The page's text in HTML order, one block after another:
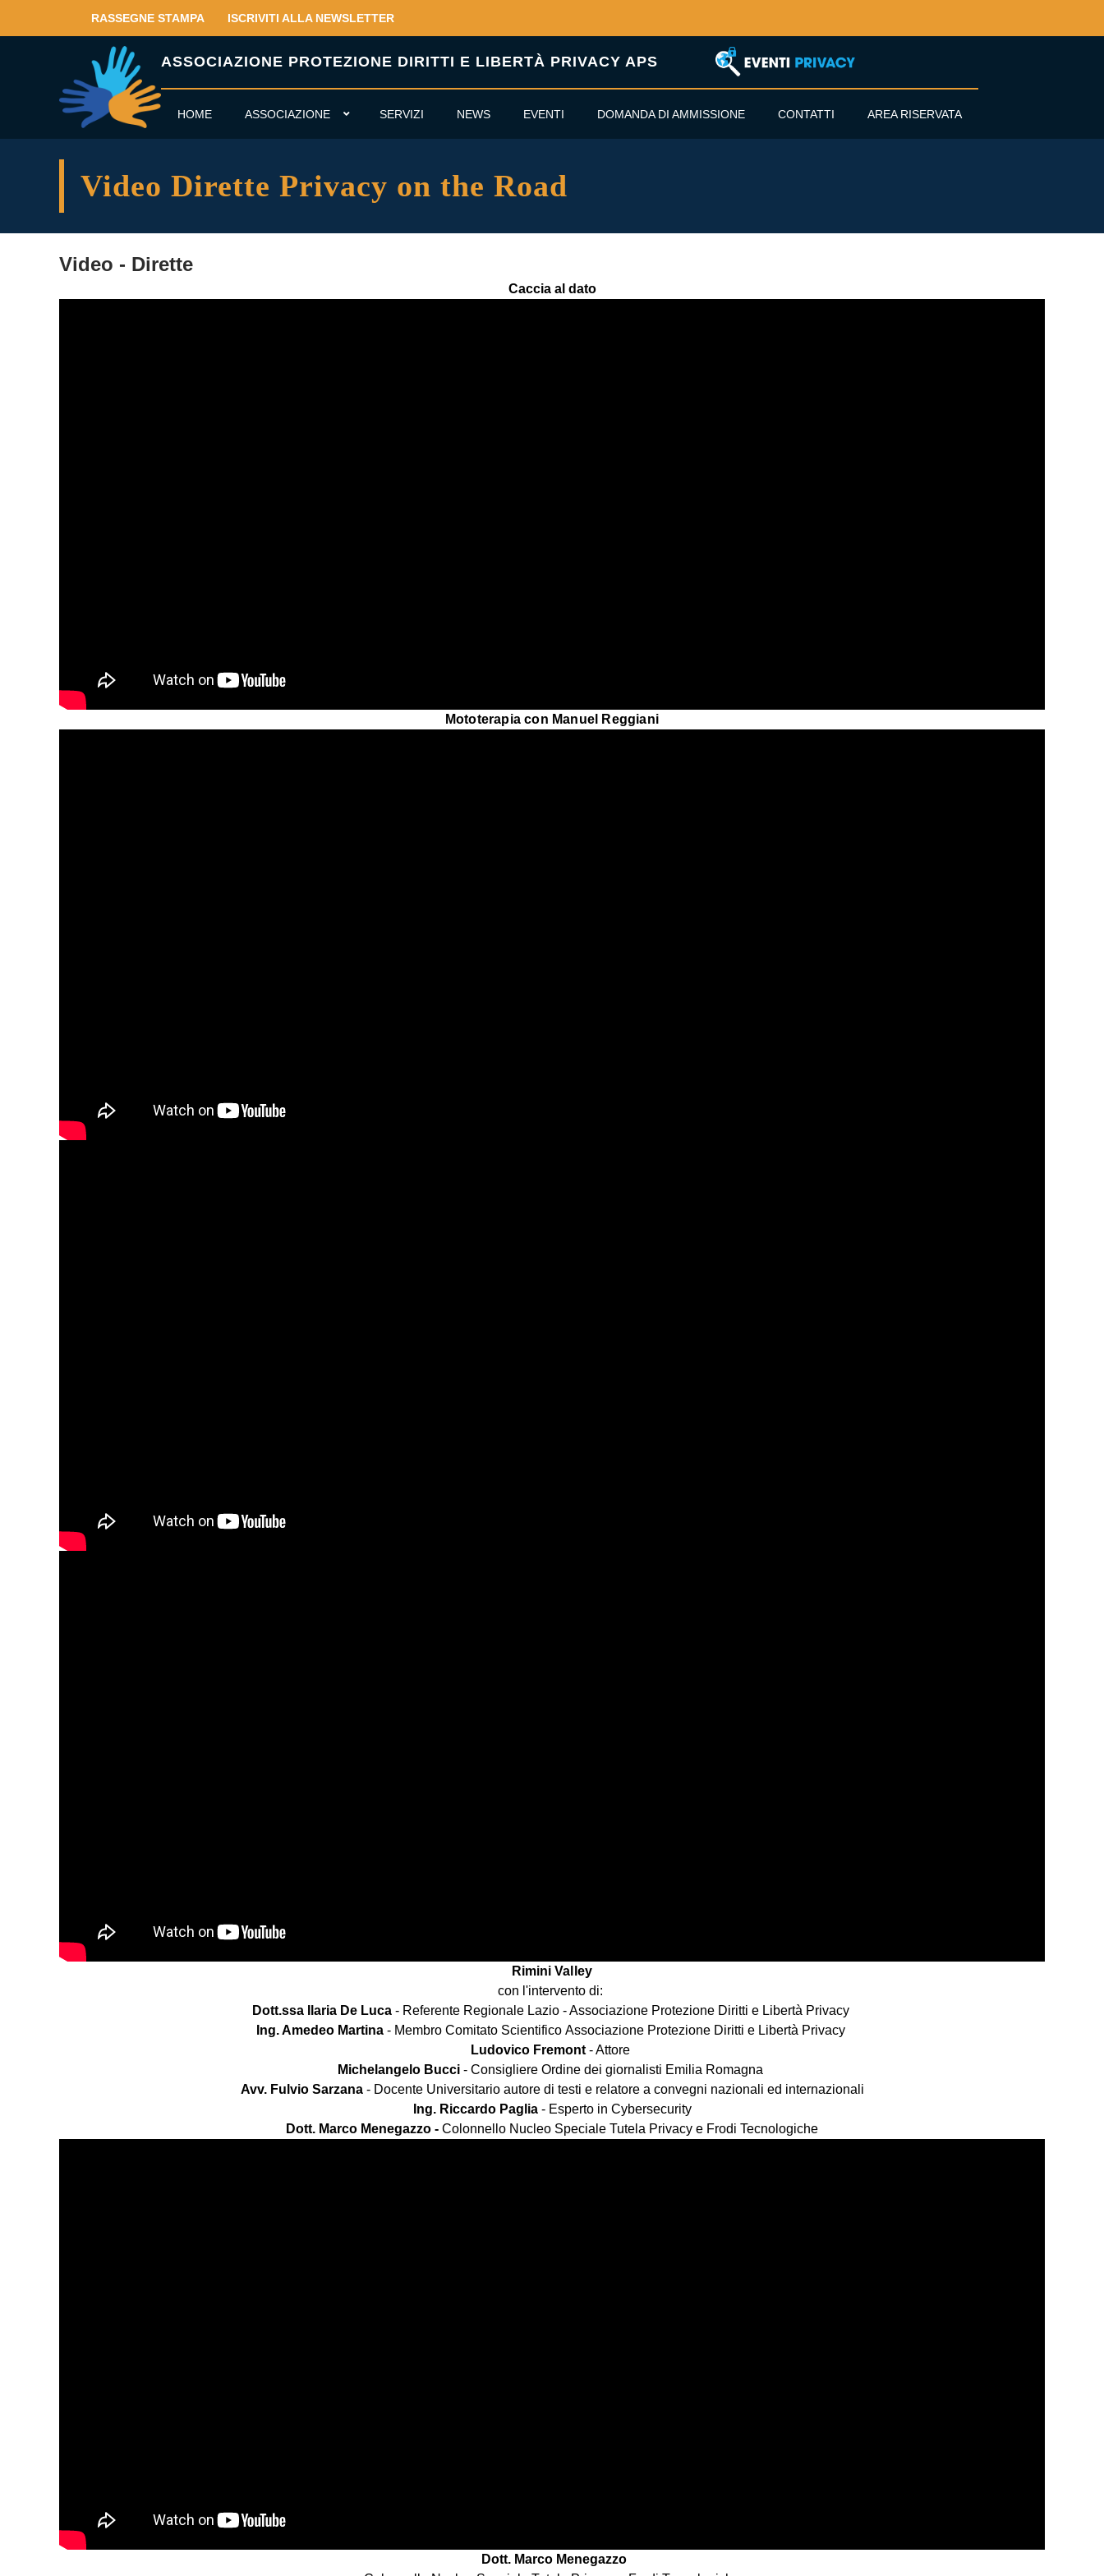
RASSEGNE STAMPA ISCRIVITI ALLA NEWSLETTER
ASSOCIAZIONE PROTEZIONE DIRITTI E LIBERTÀ PRIVACY APS
HOME ASSOCIAZIONE SERVIZI NEWS EVENTI DOMANDA DI AMMISSIONE CONTATTI AREA RISERVATA
Video Dirette Privacy on the Road
Video - Dirette
Caccia al dato
Mototerapia con Manuel Reggiani
RiminiValley
con l'intervento di:
Dott.ssa Ilaria De Luca- Referente Regionale Lazio - Associazione Protezione Diritti e Libertà Privacy
Ing. Amedeo Martina- Membro Comitato Scientifico Associazione Protezione Diritti e Libertà Privacy
Ludovico Fremont - Attore
Michelangelo Bucci - Consigliere Ordine dei giornalisti Emilia Romagna
Avv. Fulvio Sarzana - Docente Universitario autore di testi e relatore a convegni nazionali ed internazionali
Ing. Riccardo Paglia - Esperto in Cybersecurity
Dott. Marco Menegazzo - Colonnello Nucleo Speciale Tutela Privacy e Frodi Tecnologiche
Dott. Marco Menegazzo